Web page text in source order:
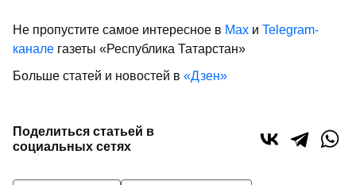
Не пропустите самое интересное в Max и Telegram-
канале газеты «Республика Татарстан»
Больше статей и новостей в «Дзен»
Поделиться статьей в
социальных сетях